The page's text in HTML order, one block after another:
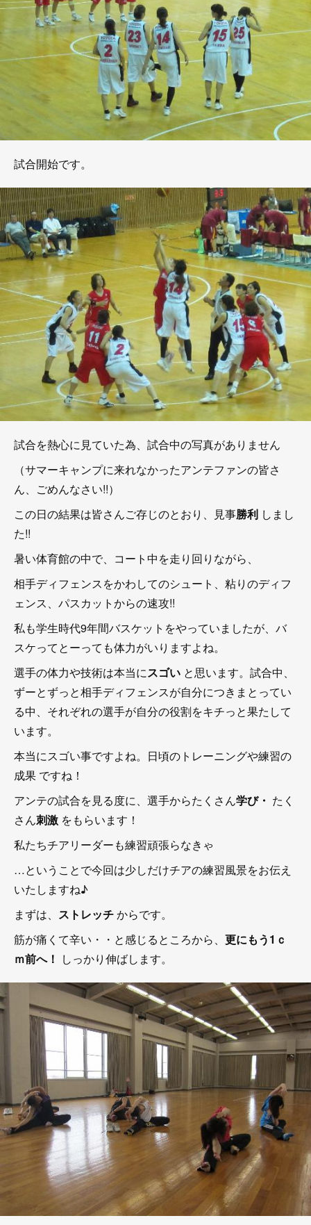
試合開始です。
試合を熱心に見ていた為、試合中の写真がありません
（サマーキャンプに来れなかったアンテファンの皆さ
ん、ごめんなさい!!）
この日の結果は皆さんご存じのとおり、見事勝利 しまし
た!!
暑い体育館の中で、コート中を走り回りながら、
相手ディフェンスをかわしてのシュート、粘りのディフ
ェンス、パスカットからの速攻!!
私も学生時代9年間バスケットをやっていましたが、バ
スケってとーっても体力がいりますよね。
選手の体力や技術は本当にスゴい と思います。試合中、
ずーとずっと相手ディフェンスが自分につきまとってい
る中、それぞれの選手が自分の役割をキチっと果たして
います。
本当にスゴい事ですよね。日頃のトレーニングや練習の
成果 ですね！
アンテの試合を見る度に、選手からたくさん学び・ たく
さん刺激 をもらいます！
私たちチアリーダーも練習頑張らなきゃ
…ということで今回は少しだけチアの練習風景をお伝え
いたしますね♪
まずは、 ストレッチからです。
筋が痛くて辛い・・と感じるところから、 更にもう1ｃ
ｍ前へ！ しっかり伸ばします。